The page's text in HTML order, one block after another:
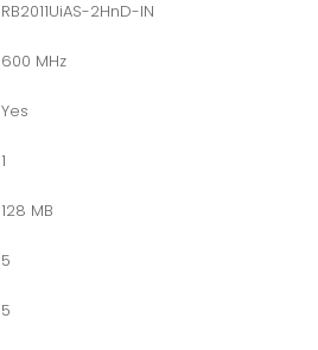
RB2011UiAS-2HnD-IN
600 MHz
Yes
1
128 MB
5
5